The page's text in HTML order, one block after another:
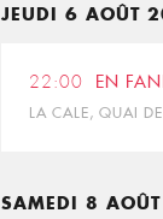
JEUDI 6 AOÛT
22:00 EN
LA CALE, QUAI
SAMEDI 8